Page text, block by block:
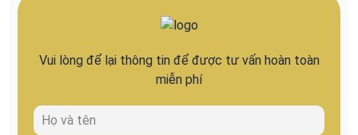
Vui lòng để lại thông tin để được tư vấn hoàn toàn
miễn phí